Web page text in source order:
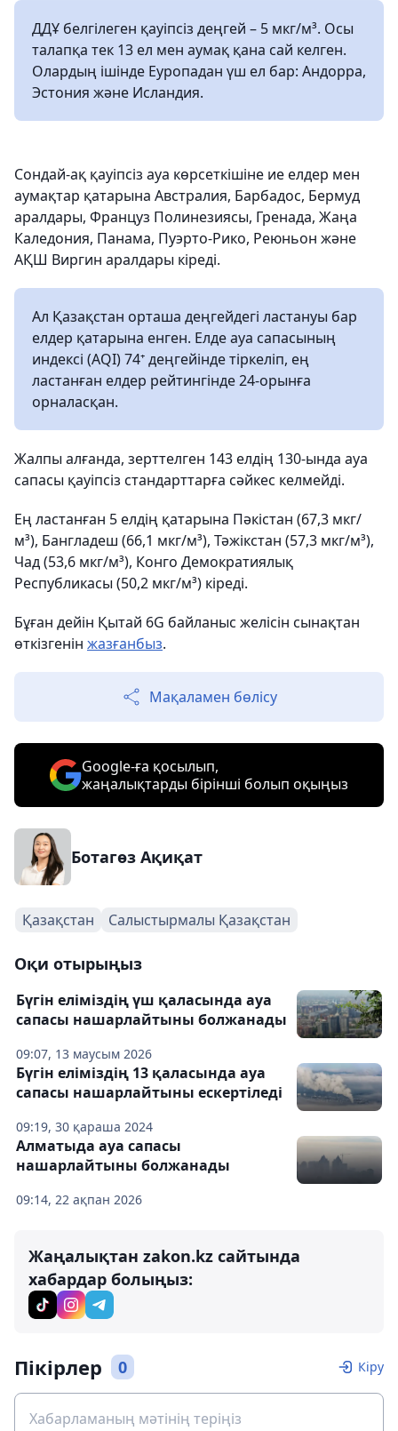
ДДҰ белгілеген қауіпсіз деңгей – 5 мкг/м³. Осы
талапқа тек 13 ел мен аумақ қана сай келген.
Олардың ішінде Еуропадан үш ел бар: Андорра,
Эстония және Исландия.
Сондай-ақ қауіпсіз ауа көрсеткішіне ие елдер мен
аумақтар қатарына Австралия, Барбадос, Бермуд
аралдары, Француз Полинезиясы, Гренада, Жаңа
Каледония, Панама, Пуэрто-Рико, Реюньон және
АҚШ Виргин аралдары кіреді.
Ал Қазақстан орташа деңгейдегі ластануы бар
елдер қатарына енген. Елде ауа сапасының
индексі (AQI) 74⁺ деңгейінде тіркеліп, ең
ластанған елдер рейтингінде 24-орынға
орналасқан.
Жалпы алғанда, зерттелген 143 елдің 130-ында ауа
сапасы қауіпсіз стандарттарға сәйкес келмейді.
Ең ластанған 5 елдің қатарына Пәкістан (67,3 мкг/
м³), Бангладеш (66,1 мкг/м³), Тәжікстан (57,3 мкг/м³),
Чад (53,6 мкг/м³), Конго Демократиялық
Республикасы (50,2 мкг/м³) кіреді.
Бұған дейін Қытай 6G байланыс желісін сынақтан
өткізгенін жазғанбыз.
Мақаламен бөлісу
Google-ға қосылып,
жаңалықтарды бірінші болып оқыңыз
Ботагөз Ақиқат
Қазақстан Салыстырмалы Қазақстан
Оқи отырыңыз
09:07, 13 маусым 2026
Бүгін еліміздің үш қаласында ауа
сапасы нашарлайтыны болжанады
09:19, 30 қараша 2024
Бүгін еліміздің 13 қаласында ауа
сапасы нашарлайтыны ескертіледі
09:14, 22 ақпан 2026
Алматыда ауа сапасы
нашарлайтыны болжанады
Жаңалықтан zakon.kz сайтында
хабардар болыңыз:
Пікірлер 0 Кіру